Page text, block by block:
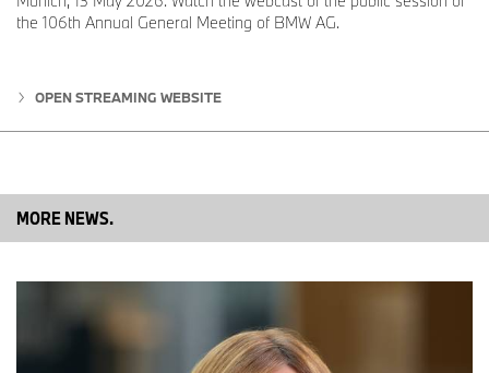
the 106th Annual General Meeting of BMW AG.
OPEN STREAMING WEBSITE
MORE NEWS.